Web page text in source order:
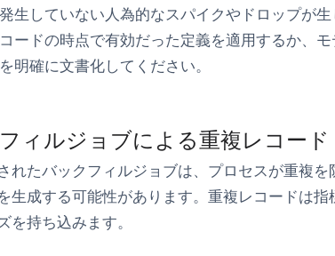
生していない人為的なスパイクやドロップが
ードの時点で有効だった定義を適用するか、
明確に文書化してください。
ィルジョブによる重複レコード
れたバックフィルジョブは、プロセスが重複
生成する可能性があります。重複レコードは
持ち込みます。